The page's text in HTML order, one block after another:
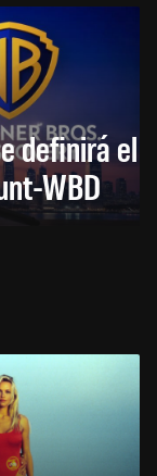
definirá el
WBD